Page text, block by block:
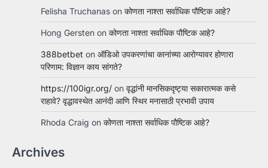
Felisha Truchanas on कोणता नाश्ता सर्वाधिक पौष्टिक आहे?
Hong Gersten on कोणता नाश्ता सर्वाधिक पौष्टिक आहे?
388betbet on ऑडिओ उपकरणांचा कानांच्या आरोग्यावर होणारा
परिणाम: विज्ञान काय सांगते?
https://100igr.org/ on वृद्धांनी मानसिकदृष्ट्या सकारात्मक कसे
राहावे? वृद्धावस्थेत आनंदी आणि स्थिर मनासाठी प्रभावी उपाय
Rhoda Craig on कोणता नाश्ता सर्वाधिक पौष्टिक आहे?
Archives